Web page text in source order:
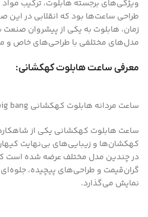
ویژگی‌های برجسته هابلوت، ترکیب
طراحی ساعت‌ها بود که انقلابی در
زمان، هابلوت به یکی از پیشروان
مدل‌های مختلفی با طراحی‌های خاص و
معرفی ساعت هابلوت کهکشانی:
ساعت مردانه هابلوت کهکشانی Hublot big bang
ساعت هابلوت کهکشانی یکی از
کهکشان‌ها و زیبایی‌های بی‌نهایت
در چندین مدل مختلف عرضه شده است که
گران‌قیمت و طراحی‌های پیچیده، جلوه‌ای
نمایش می‌گذارد.